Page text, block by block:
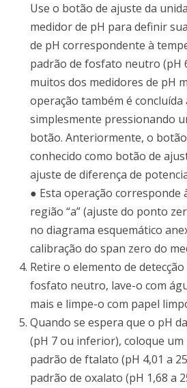
Use o botão de ajuste da
medidor de pH para definir
de pH correspondente à
padrão de fosfato neutro (pH
muitos dos medidores de pH
operação também é
simplesmente pressionando
botão. Anteriormente, o
conhecido como botão de
ajuste de diferença de
● Esta operação corresponde
região “a” (ajuste do ponto
no diagrama esquemático
calibração do span zero do
Retire o elemento de
fosfato neutro, lave-o com
mais e limpe-o com papel
Quando se espera que o pH
(pH 7 ou inferior), coloque um
padrão de ftalato (pH 4,01 a
padrão de oxalato (pH 1,68 a